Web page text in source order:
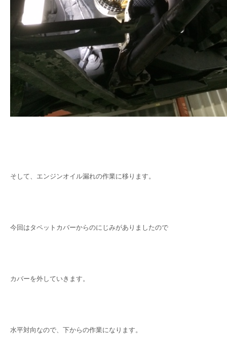
そして、エンジンオイル漏れの作業に移ります。
今回はタペットカバーからのにじみがありましたので
カバーを外していきます。
水平対向なので、下からの作業になります。